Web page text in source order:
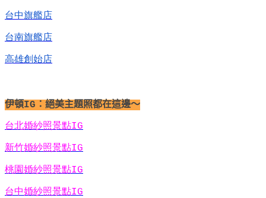
台中旗艦店
台南旗艦店
高雄創始店
伊頓IG ：絕美主題照都在這邊～
台北婚紗照景點IG
新竹婚紗照景點IG
桃園婚紗照景點IG
台中婚紗照景點IG